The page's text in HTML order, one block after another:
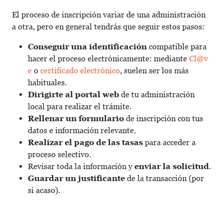
El proceso de inscripción variar de una administración
a otra, pero en general tendrás que seguir estos pasos:
Conseguir una identificación compatible para
hacer el proceso electrónicamente: mediante Cl@v
e o certificado electrónico, suelen ser los más
habituales.
Dirigirte al portal web de tu administración
local para realizar el trámite.
Rellenar un formulario de inscripción con tus
datos e información relevante.
Realizar el pago de las tasas para acceder a
proceso selectivo.
Revisar toda la información y enviar la solicitud.
Guardar un justificante de la transacción (por
si acaso).